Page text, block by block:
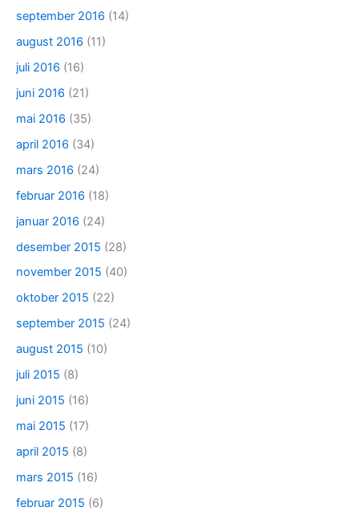
september 2016 (14)
august 2016 (11)
juli 2016 (16)
juni 2016 (21)
mai 2016 (35)
april 2016 (34)
mars 2016 (24)
februar 2016 (18)
januar 2016 (24)
desember 2015 (28)
november 2015 (40)
oktober 2015 (22)
september 2015 (24)
august 2015 (10)
juli 2015 (8)
juni 2015 (16)
mai 2015 (17)
april 2015 (8)
mars 2015 (16)
februar 2015 (6)